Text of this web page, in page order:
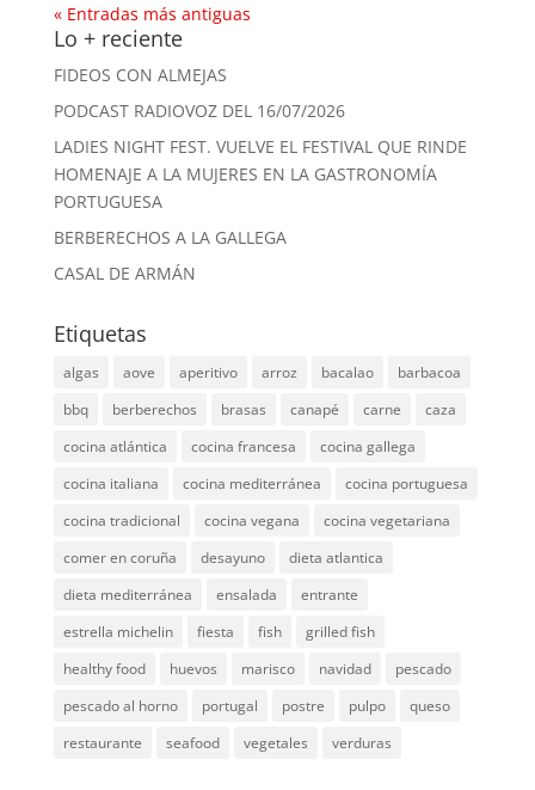
« Entradas más antiguas
Lo + reciente
FIDEOS CON ALMEJAS
PODCAST RADIOVOZ DEL 16/07/2026
LADIES NIGHT FEST. VUELVE EL FESTIVAL QUE RINDE
HOMENAJE A LA MUJERES EN LA GASTRONOMÍA
PORTUGUESA
BERBERECHOS A LA GALLEGA
CASAL DE ARMÁN
Etiquetas
algas aove aperitivo arroz bacalao
barbacoa
bbq
berberechos brasas canapé carne
caza
cocina atlántica
cocina francesa
cocina gallega
cocina italiana
cocina mediterránea
cocina portuguesa
cocina tradicional
cocina vegana
cocina vegetariana
comer en coruña
desayuno
dieta atlantica
dieta mediterránea
ensalada
entrante
estrella michelin
fiesta fish
grilled fish
healthy food
huevos marisco navidad
pescado
pescado al horno
portugal postre pulpo
queso
restaurante
seafood vegetales verduras